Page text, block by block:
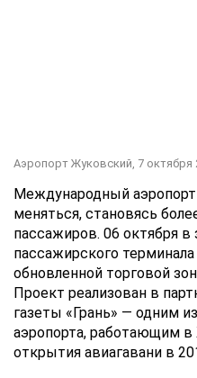
Аэропорт Жуковский, 7 октября
Международный
меняться, становясь
пассажиров. 06 октября в
пассажирского
обновленной торговой
Проект реализован в
газеты «Грань» — одним
аэропорта, работающим
открытия авиагавани в